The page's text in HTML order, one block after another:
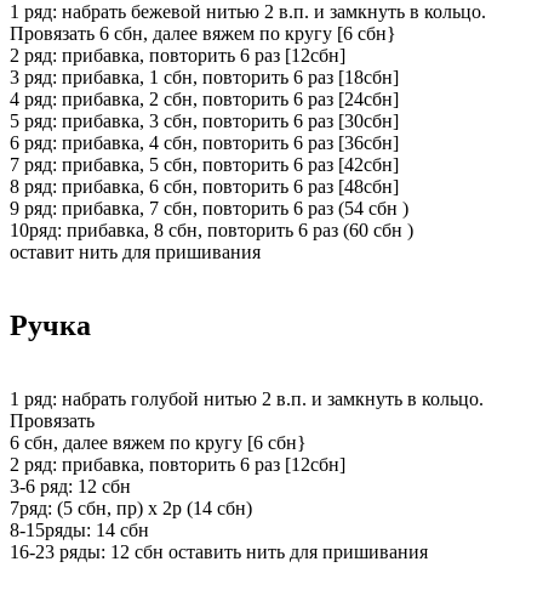
1 ряд: набрать бежевой нитью 2 в.п. и замкнуть в кольцо.
Провязать 6 сбн, далее вяжем по кругу [6 сбн}
2 ряд: прибавка, повторить 6 раз [12сбн]
3 ряд: прибавка, 1 сбн, повторить 6 раз [18сбн]
4 ряд: прибавка, 2 сбн, повторить 6 раз [24сбн]
5 ряд: прибавка, 3 сбн, повторить 6 раз [30сбн]
6 ряд: прибавка, 4 сбн, повторить 6 раз [36сбн]
7 ряд: прибавка, 5 сбн, повторить 6 раз [42сбн]
8 ряд: прибавка, 6 сбн, повторить 6 раз [48сбн]
9 ряд: прибавка, 7 сбн, повторить 6 раз (54 сбн )
10ряд: прибавка, 8 сбн, повторить 6 раз (60 сбн )
оставит нить для пришивания
Ручка
1 ряд: набрать голубой нитью 2 в.п. и замкнуть в кольцо.
Провязать
6 сбн, далее вяжем по кругу [6 сбн}
2 ряд: прибавка, повторить 6 раз [12сбн]
3-6 ряд: 12 сбн
7ряд: (5 сбн, пр) х 2р (14 сбн)
8-15ряды: 14 сбн
16-23 ряды: 12 сбн оставить нить для пришивания